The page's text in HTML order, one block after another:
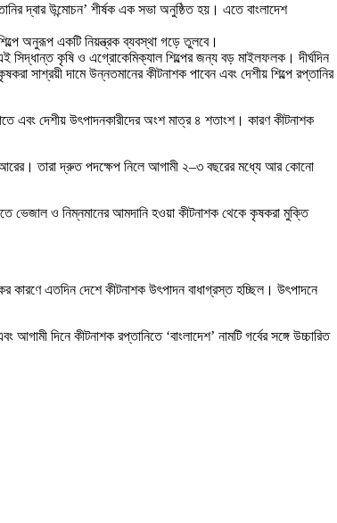
দ্বার উন্মোচন’ শীর্ষক এক সভা অনুষ্ঠিত হয়। এতে বাংলাদেশ
অনুরূপ একটি নিয়ন্ত্রক ব্যবস্থা গড়ে তুলবে।
সিদ্ধান্ত কৃষি ও এগ্রোকেমিক্যাল শিল্পের জন্য বড় মাইলফলক। দীর্ঘদিন
সাশ্রয়ী দামে উন্নতমানের কীটনাশক পাবেন এবং দেশীয় শিল্পে রপ্তানির
এবং দেশীয় উৎপাদনকারীদের অংশ মাত্র ৪ শতাংশ। কারণ কীটনাশক
তারা দ্রুত পদক্ষেপ নিলে আগামী ২–৩ বছরের মধ্যে আর কোনো
ভেজাল ও নিম্নমানের আমদানি হওয়া কীটনাশক থেকে কৃষকরা মুক্তি
কারণে এতদিন দেশে কীটনাশক উৎপাদন বাধাগ্রস্ত হচ্ছিল। উৎপাদনে
দিনে কীটনাশক রপ্তানিতে ‘বাংলাদেশ’ নামটি গর্বের সঙ্গে উচ্চারিত